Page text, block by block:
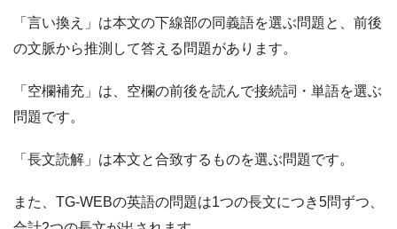
「言い換え」は本文の下線部の同義語を選ぶ問題と、前後
の文脈から推測して答える問題があります。
「空欄補充」は、空欄の前後を読んで接続詞・単語を選ぶ
問題です。
「長文読解」は本文と合致するものを選ぶ問題です。
また、TG-WEBの英語の問題は1つの長文につき5問ずつ、